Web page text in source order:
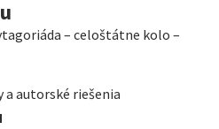
– celoštátne kolo –
a autorské riešenia